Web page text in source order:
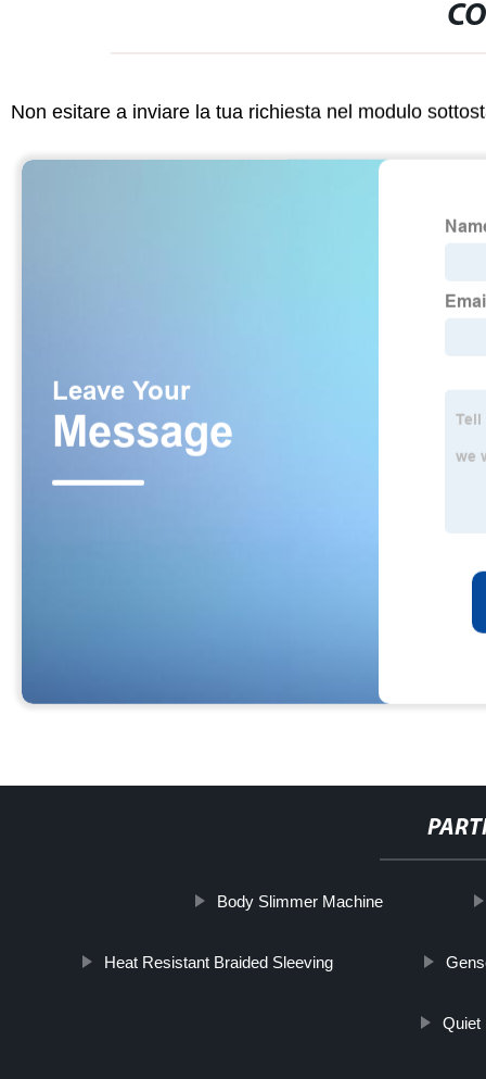
Non esitare a inviare la tua richiesta nel modulo
Body Slimmer Machine
Heat Resistant Braided Sleeving
Quiet